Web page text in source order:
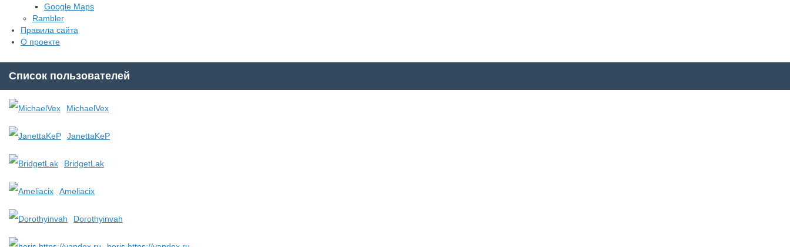
Google Maps
Rambler
Правила сайта
О проекте
Список пользователей
MichaelVex
JanettaKeP
BridgetLak
Ameliacix
Dorothyinvah